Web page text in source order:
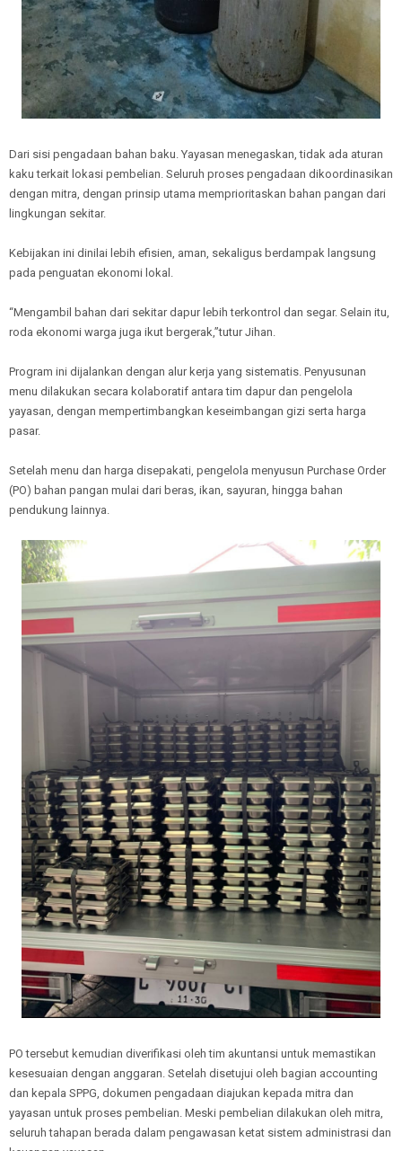
Dari sisi pengadaan bahan baku. Yayasan menegaskan, tidak ada aturan
kaku terkait lokasi pembelian. Seluruh proses pengadaan dikoordinasikan
dengan mitra, dengan prinsip utama memprioritaskan bahan pangan dari
lingkungan sekitar.
Kebijakan ini dinilai lebih efisien, aman, sekaligus berdampak langsung
pada penguatan ekonomi lokal.
“Mengambil bahan dari sekitar dapur lebih terkontrol dan segar. Selain itu,
roda ekonomi warga juga ikut bergerak,”tutur Jihan.
Program ini dijalankan dengan alur kerja yang sistematis. Penyusunan
menu dilakukan secara kolaboratif antara tim dapur dan pengelola
yayasan, dengan mempertimbangkan keseimbangan gizi serta harga
pasar.
Setelah menu dan harga disepakati, pengelola menyusun Purchase Order
(PO) bahan pangan mulai dari beras, ikan, sayuran, hingga bahan
pendukung lainnya.
PO tersebut kemudian diverifikasi oleh tim akuntansi untuk memastikan
kesesuaian dengan anggaran. Setelah disetujui oleh bagian accounting
dan kepala SPPG, dokumen pengadaan diajukan kepada mitra dan
yayasan untuk proses pembelian. Meski pembelian dilakukan oleh mitra,
seluruh tahapan berada dalam pengawasan ketat sistem administrasi dan